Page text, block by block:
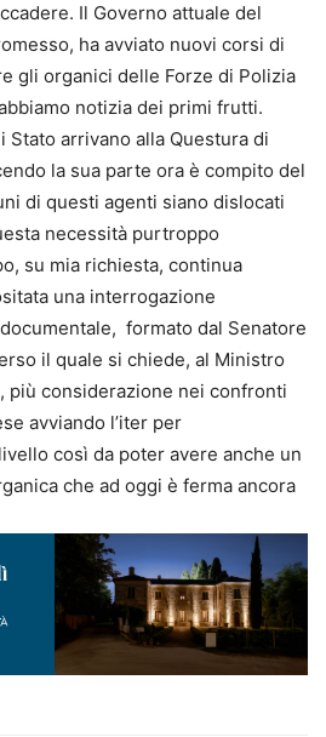
Il Governo attuale del
ha avviato nuovi corsi di
gli organici delle Forze di Polizia
notizia dei primi frutti.
Stato arrivano alla Questura di
la sua parte ora è compito del
di questi agenti siano dislocati
necessità purtroppo
su mia richiesta, continua
una interrogazione
formato dal Senatore
il quale si chiede, al Ministro
più considerazione nei confronti
avviando l’iter per
così da poter avere anche un
che ad oggi è ferma ancora